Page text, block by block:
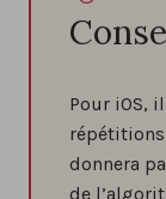
Pour iOS,
donnera
de